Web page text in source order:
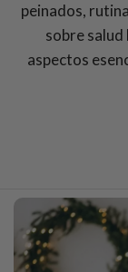
peinados,
sobre
aspectos